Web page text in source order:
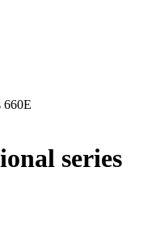
660E
series